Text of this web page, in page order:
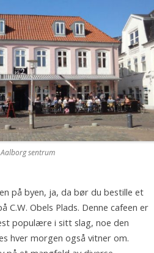
sentrum
på byen, ja, da bør du bestille et
C.W. Obels Plads. Denne cafeen er
populære i sitt slag, noe den
hver morgen også vitner om.